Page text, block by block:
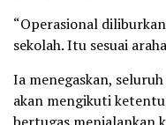
“Operasional
sekolah. Itu sesuai
Ia menegaskan,
akan mengikuti